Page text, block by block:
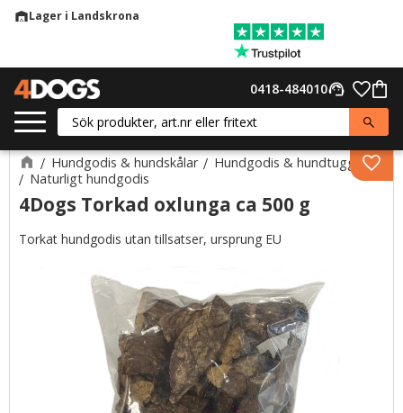
warehouseLager i Landskrona
support_agent
0418-484010
Hundgodis & hundskålar
Hundgodis & hundtugg
Naturligt hundgodis
4Dogs Torkad oxlunga ca 500 g
Torkat hundgodis utan tillsatser, ursprung EU